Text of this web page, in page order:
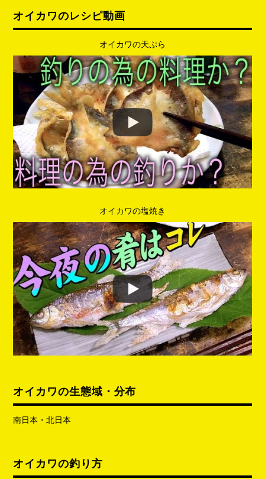
オイカワのレシピ動画
オイカワの天ぷら
オイカワの塩焼き
オイカワの生態域・分布
南日本・北日本
オイカワの釣り方